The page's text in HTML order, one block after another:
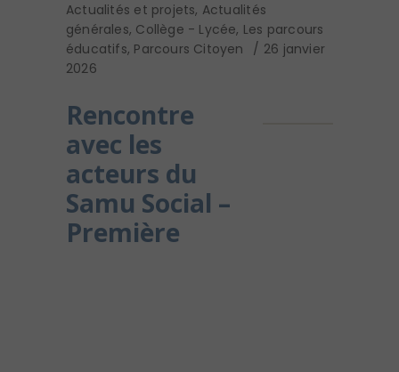
Actualités et projets, Actualités
générales, Collège - Lycée, Les parcours
éducatifs, Parcours Citoyen
26 janvier
2026
Rencontre
avec les
acteurs du
Samu Social –
Première